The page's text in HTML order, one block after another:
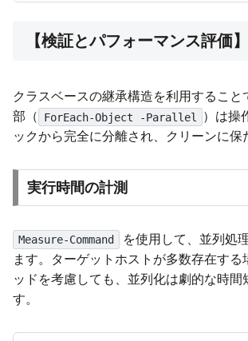
【検証とパフォーマンス評価】
クラスベースの継承構造を利用すること
部（
ForEach-Object -Parallel
）は操
ックから完全に分離され、クリーンに保
実行時間の計測
Measure-Command
を使用して、並列処
ます。ターゲットホストが多数存在する
ッドを考慮しても、並列化は劇的な時間
す。